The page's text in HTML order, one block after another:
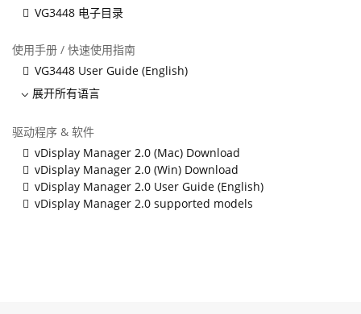
VG3448 电子目录
使用手册 / 快速使用指南
VG3448 User Guide (English)
展开所有语言
驱动程序 & 软件
vDisplay Manager 2.0 (Mac) Download
vDisplay Manager 2.0 (Win) Download
vDisplay Manager 2.0 User Guide (English)
vDisplay Manager 2.0 supported models